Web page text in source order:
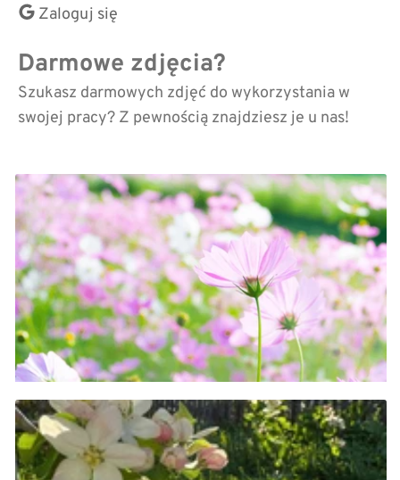
Zaloguj się
Darmowe zdjęcia?
Szukasz darmowych zdjęć do wykorzystania w
swojej pracy? Z pewnością znajdziesz je u nas!